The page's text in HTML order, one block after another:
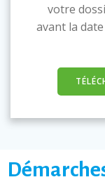
votre
avant la